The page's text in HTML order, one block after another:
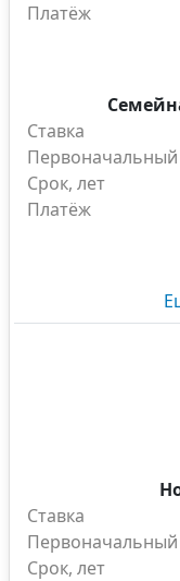
Платёж
Ставка
Первоначальный
Срок, лет
Платёж
Ставка
Первоначальный
Срок, лет